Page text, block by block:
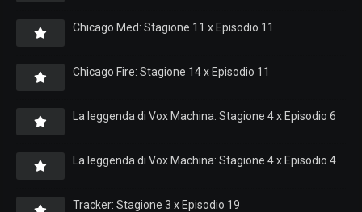
Chicago Med: Stagione 11 x Episodio 11
Chicago Fire: Stagione 14 x Episodio 11
La leggenda di Vox Machina: Stagione 4 x Episodio 6
La leggenda di Vox Machina: Stagione 4 x Episodio 4
Tracker: Stagione 3 x Episodio 19